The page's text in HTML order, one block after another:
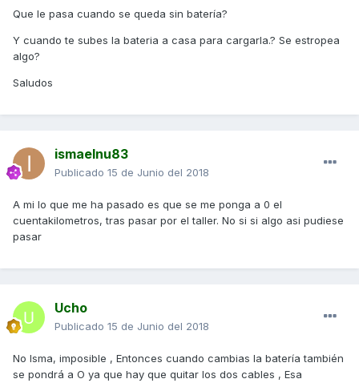
Que le pasa cuando se queda sin batería?
Y cuando te subes la bateria a casa para cargarla.? Se estropea
algo?
Saludos
ismaelnu83
Publicado 15 de Junio del 2018
A mi lo que me ha pasado es que se me ponga a 0 el
cuentakilometros, tras pasar por el taller. No si si algo asi pudiese
pasar
Ucho
Publicado 15 de Junio del 2018
No Isma, imposible , Entonces cuando cambias la batería también
se pondrá a O ya que hay que quitar los dos cables , Esa